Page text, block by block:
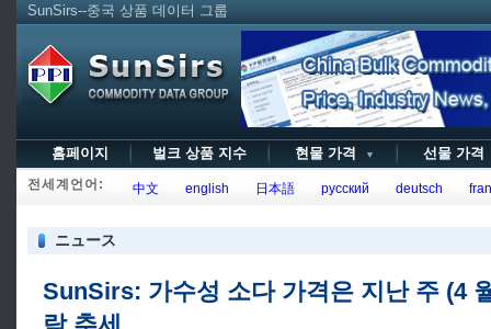
SunSirs--중국 상품 데이터 그룹
홈페이지 벌크 상품 지수 현물 가격 ▼ 선물 가
전세계언어: 中文 english 日本語 русский deutsch
ニュース
SunSirs: 가수성 소다 가격은 지난 주 (4